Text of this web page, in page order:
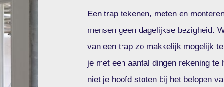
Een trap tekenen, meten en
mensen geen dagelijkse bezigheid.
van een trap zo makkelijk mogelijk
je met een aantal dingen rekening te
niet je hoofd stoten bij het belopen